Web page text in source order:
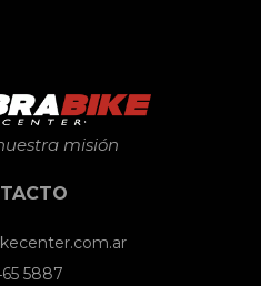
misión
5887